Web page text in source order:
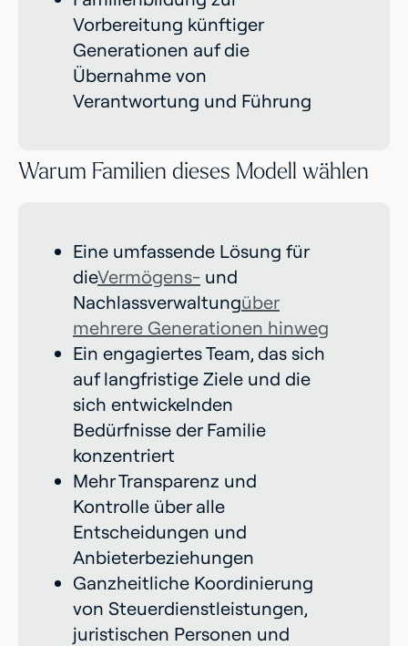
Vorbereitung künftiger
Generationen auf die
Übernahme von
Verantwortung und Führung
Warum Familien dieses Modell wählen
Eine umfassende Lösung für
dieVermögens- und
Nachlassverwaltungüber
mehrere Generationen hinweg
Ein engagiertes Team, das sich
auf langfristige Ziele und die
sich entwickelnden
Bedürfnisse der Familie
konzentriert
Mehr Transparenz und
Kontrolle über alle
Entscheidungen und
Anbieterbeziehungen
Ganzheitliche Koordinierung
von Steuerdienstleistungen,
juristischen Personen und